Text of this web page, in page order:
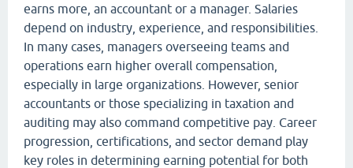
earns more, an accountant or a manager. Salaries
depend on industry, experience, and responsibilities.
In many cases, managers overseeing teams and
operations earn higher overall compensation,
especially in large organizations. However, senior
accountants or those specializing in taxation and
auditing may also command competitive pay. Career
progression, certifications, and sector demand play
key roles in determining earning potential for both